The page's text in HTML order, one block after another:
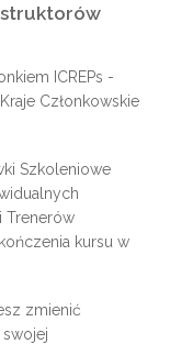
ICREPs -
Członkowskie
Szkoleniowe
Trenerów
kursu w
zmienić
swojej